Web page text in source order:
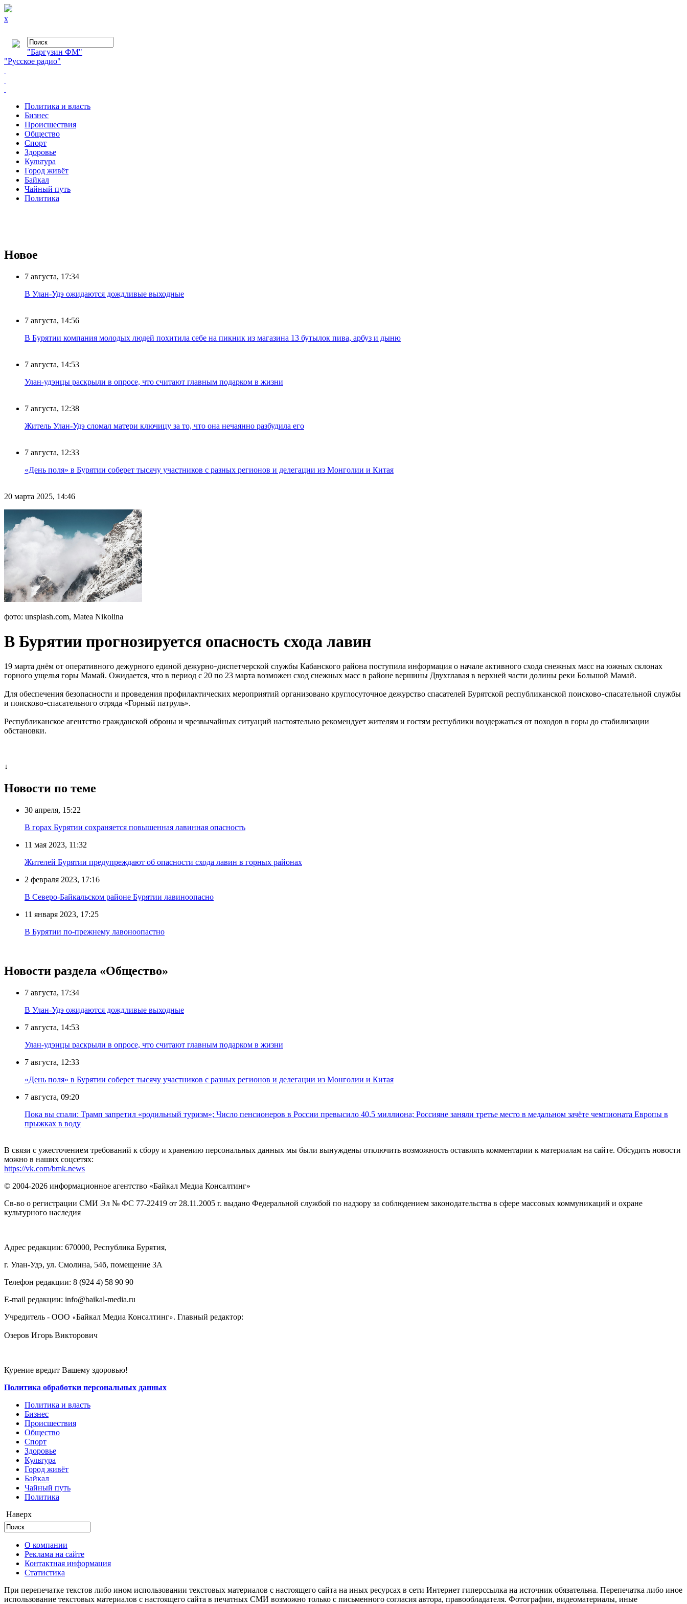
x
"Баргузин ФМ"
"Русское радио"
Политика и власть
Бизнес
Происшествия
Общество
Cпорт
Здоровье
Культура
Город живёт
Байкал
Чайный путь
Политика
Новое
7 августа, 17:34
В Улан-Удэ ожидаются дождливые выходные
7 августа, 14:56
В Бурятии компания молодых людей похитила себе на пикник из магазина 13 бутылок пива, арбуз и дыню
7 августа, 14:53
Улан-удэнцы раскрыли в опросе, что считают главным подарком в жизни
7 августа, 12:38
Житель Улан-Удэ сломал матери ключицу за то, что она нечаянно разбудила его
7 августа, 12:33
«День поля» в Бурятии соберет тысячу участников с разных регионов и делегации из Монголии и Китая
20 марта 2025, 14:46
фото: unsplash.com, Matea Nikolina
В Бурятии прогнозируется опасность схода лавин
19 марта днём от оперативного дежурного единой дежурно–диспетчерской службы Кабанского района поступила информация о начале активного схода снежных масс на южных склонах
горного ущелья горы Мамай. Ожидается, что в период с 20 по 23 марта возможен сход снежных масс в районе вершины Двухглавая в верхней части долины реки Большой Мамай.
Для обеспечения безопасности и проведения профилактических мероприятий организовано круглосуточное дежурство спасателей Бурятской республиканской поисково–спасательной службы
и поисково–спасательного отряда «Горный патруль».
Республиканское агентство гражданской оброны и чрезвычайных ситуаций настоятельно рекомендует жителям и гостям республики воздержаться от походов в горы до стабилизации
обстановки.
↓
Новости по теме
30 апреля, 15:22
В горах Бурятии сохраняется повышенная лавинная опасность
11 мая 2023, 11:32
Жителей Бурятии предупреждают об опасности схода лавин в горных районах
2 февраля 2023, 17:16
В Северо-Байкальском районе Бурятии лавиноопасно
11 января 2023, 17:25
В Бурятии по-прежнему лавоноопастно
Новости раздела «Общество»
7 августа, 17:34
В Улан-Удэ ожидаются дождливые выходные
7 августа, 14:53
Улан-удэнцы раскрыли в опросе, что считают главным подарком в жизни
7 августа, 12:33
«День поля» в Бурятии соберет тысячу участников с разных регионов и делегации из Монголии и Китая
7 августа, 09:20
Пока вы спали: Трамп запретил «родильный туризм»; Число пенсионеров в России превысило 40,5 миллиона; Россияне заняли третье место в медальном зачёте чемпионата Европы в
прыжках в воду
В связи с ужесточением требований к сбору и хранению персональных данных мы были вынуждены отключить возможность оставлять комментарии к материалам на сайте. Обсудить новости
можно в наших соцсетях:
https://vk.com/bmk.news
© 2004-2026 информационное агентство «Байкал Медиа Консалтинг»
Св-во о регистрации СМИ Эл № ФС 77-22419 от 28.11.2005 г. выдано Федеральной службой по надзору за соблюдением законодательства в сфере массовых коммуникаций и охране
культурного наследия
Адрес редакции: 670000, Республика Бурятия,
г. Улан-Удэ, ул. Смолина, 54б, помещение 3А
Телефон редакции: ‎‎8 (924 4) 58 90 90
E-mail редакции: info@baikal-media.ru
Учредитель - ООО «Байкал Медиа Консалтинг». Главный редактор:
Озеров Игорь Викторович
Курение вредит Вашему здоровью!
Политика обработки персональных данных
Политика и власть
Бизнес
Происшествия
Общество
Cпорт
Здоровье
Культура
Город живёт
Байкал
Чайный путь
Политика
Наверх
О компании
Реклама на сайте
Контактная информация
Статистика
При перепечатке текстов либо ином использовании текстовых материалов с настоящего сайта на иных ресурсах в сети Интернет гиперссылка на источник обязательна. Перепечатка либо иное
использование текстовых материалов с настоящего сайта в печатных СМИ возможно только с письменного согласия автора, правообладателя. Фотографии, видеоматериалы, иные